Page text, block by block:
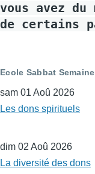
vous avez du
de certains
Ecole Sabbat Semaine
sam 01 Aoû 2026
Les dons spirituels
dim 02 Aoû 2026
La diversité des dons